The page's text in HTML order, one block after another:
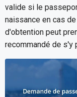
valide si le
naissance en cas
d'obtention peut
recommandé de s'y